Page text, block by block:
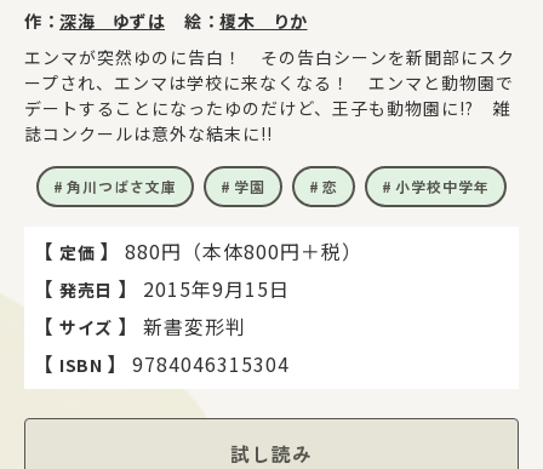
作： 深海 ゆずは 絵： 榎木 りか
エンマが突然ゆのに告白！ その告白シーンを新聞部にスク
ープされ、エンマは学校に来なくなる！ エンマと動物園で
デートすることになったゆのだけど、王子も動物園に!? 雑
誌コンクールは意外な結末に!!
角川つばさ文庫 学園 恋 小学校中学年
【 定価 】
880円（本体800円＋税）
【 発売日 】
2015年9月15日
【 サイズ 】
新書変形判
【 ISBN 】 9784046315304
試し読み